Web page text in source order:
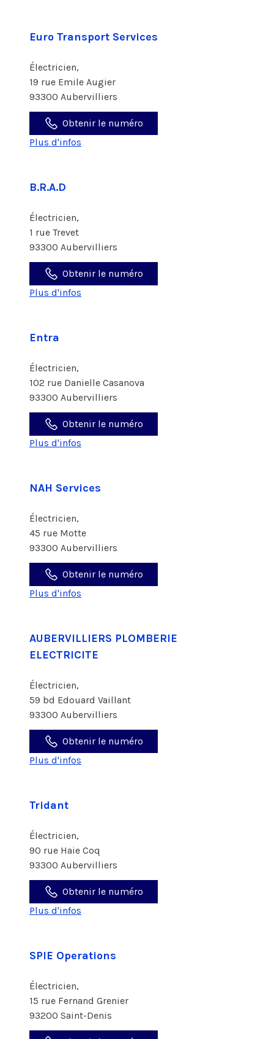
Euro Transport Services
Électricien,
19 rue Emile Augier
93300 Aubervilliers
Obtenir le numéro
Plus d'infos
B.R.A.D
Électricien,
1 rue Trevet
93300 Aubervilliers
Obtenir le numéro
Plus d'infos
Entra
Électricien,
102 rue Danielle Casanova
93300 Aubervilliers
Obtenir le numéro
Plus d'infos
NAH Services
Électricien,
45 rue Motte
93300 Aubervilliers
Obtenir le numéro
Plus d'infos
AUBERVILLIERS PLOMBERIE
ELECTRICITE
Électricien,
59 bd Edouard Vaillant
93300 Aubervilliers
Obtenir le numéro
Plus d'infos
Tridant
Électricien,
90 rue Haie Coq
93300 Aubervilliers
Obtenir le numéro
Plus d'infos
SPIE Operations
Électricien,
15 rue Fernand Grenier
93200 Saint-Denis